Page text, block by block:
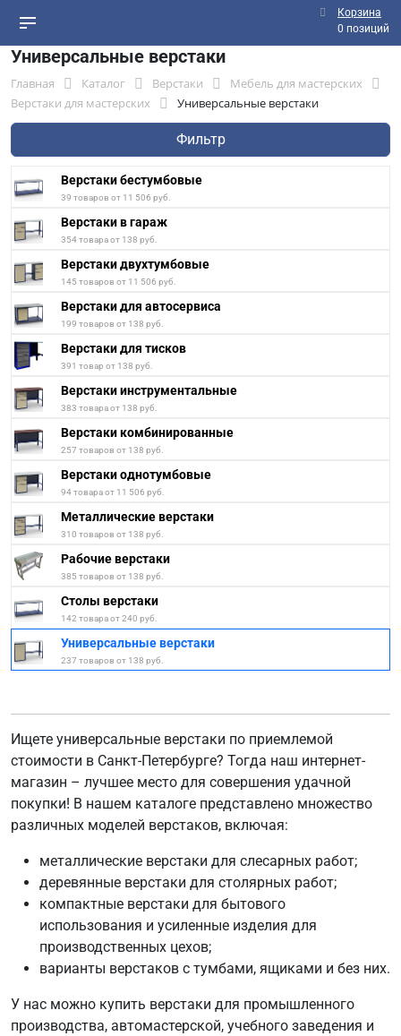
Корзина
0 позиций
Универсальные верстаки
Главная Каталог Верстаки
Мебель для мастерских
Верстаки для мастерских
Универсальные верстаки
Фильтр
Верстаки бестумбовые
39 товаров от 11 506 руб.
Верстаки в гараж
354 товара от 138 руб.
Верстаки двухтумбовые
145 товаров от 11 506 руб.
Верстаки для автосервиса
199 товаров от 138 руб.
Верстаки для тисков
391 товар от 138 руб.
Верстаки инструментальные
383 товара от 138 руб.
Верстаки комбинированные
257 товаров от 138 руб.
Верстаки однотумбовые
94 товара от 11 506 руб.
Металлические верстаки
310 товаров от 138 руб.
Рабочие верстаки
385 товаров от 138 руб.
Столы верстаки
142 товара от 240 руб.
Универсальные верстаки
237 товаров от 138 руб.
Ищете универсальные верстаки по приемлемой
стоимости в Санкт-Петербурге? Тогда наш интернет-
магазин – лучшее место для совершения удачной
покупки! В нашем каталоге представлено множество
различных моделей верстаков, включая:
металлические верстаки для слесарных работ;
деревянные верстаки для столярных работ;
компактные верстаки для бытового
использования и усиленные изделия для
производственных цехов;
варианты верстаков с тумбами, ящиками и без них.
У нас можно купить верстаки для промышленного
производства, автомастерской, учебного заведения и